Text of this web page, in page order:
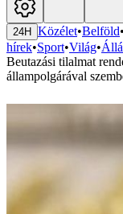
24H Közélet•Belföld•
hírek•Sport•Világ•
Beutazási tilalmat
állampolgárával